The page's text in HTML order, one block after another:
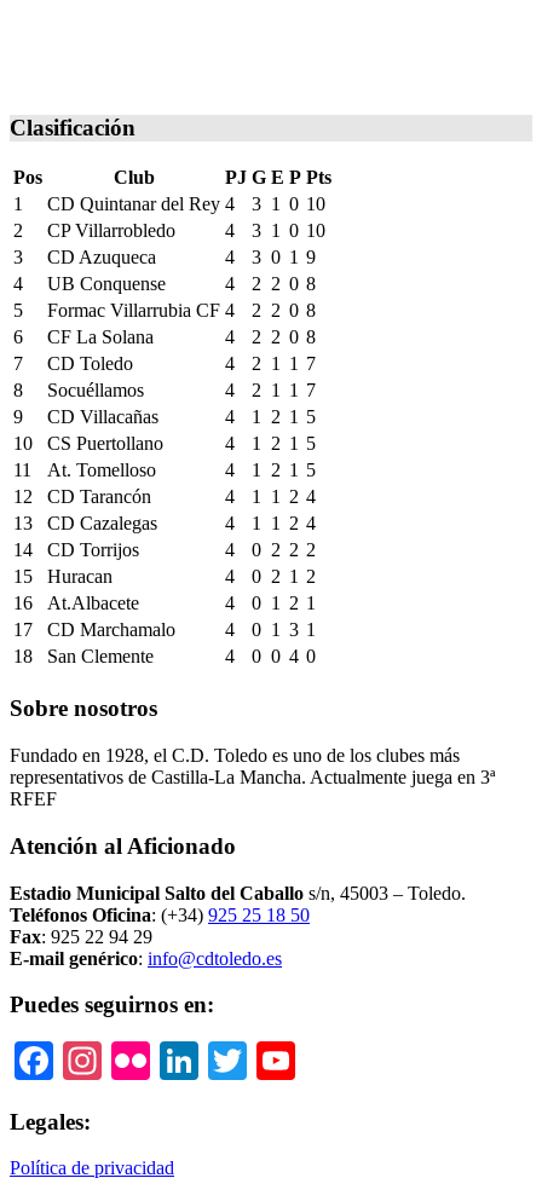
Clasificación
Pos Club PJ G E P Pts
1
CD Quintanar del Rey 4 3 1 0 10
2
CP Villarrobledo 4 3 1 0 10
3
CD Azuqueca 4 3 0 1 9
4
UB Conquense 4 2 2 0 8
5
Formac Villarrubia CF 4 2 2 0 8
6
CF La Solana 4 2 2 0 8
7
CD Toledo 4 2 1 1 7
8
Socuéllamos 4 2 1 1 7
9
CD Villacañas 4 1 2 1 5
10
CS Puertollano 4 1 2 1 5
11
At. Tomelloso 4 1 2 1 5
12
CD Tarancón 4 1 1 2 4
13
CD Cazalegas 4 1 1 2 4
14
CD Torrijos 4 0 2 2 2
15
Huracan 4 0 2 1 2
16
At.Albacete 4 0 1 2 1
17
CD Marchamalo 4 0 1 3 1
18
San Clemente 4 0 0 4 0
Sobre nosotros
Fundado en 1928, el C.D. Toledo es uno de los clubes más
representativos de Castilla-La Mancha. Actualmente juega en 3ª
RFEF
Atención al Aficionado
Estadio Municipal Salto del Caballo s/n, 45003 – Toledo.
Teléfonos Oficina: (+34) 925 25 18 50
Fax: 925 22 94 29
E-mail genérico: info@cdtoledo.es
Puedes seguirnos en:
Facebook
Instagram
FlickrLinkedIn
Twitter
Legales:
Política de privacidad